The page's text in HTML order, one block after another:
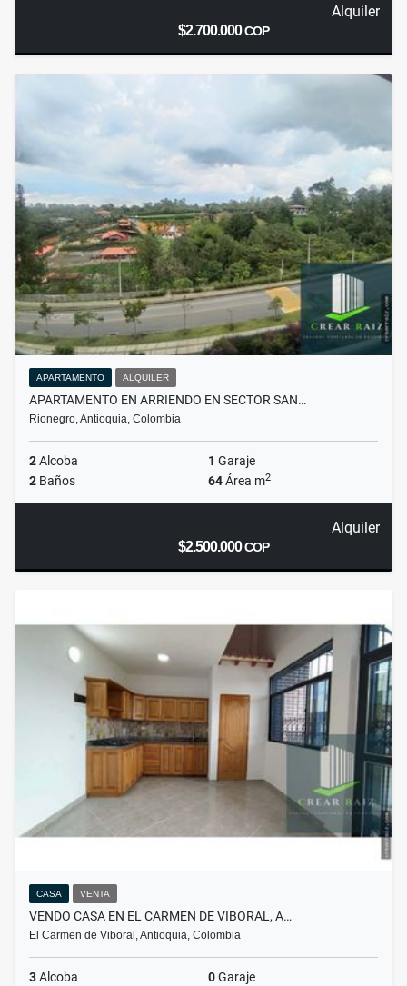
Alquiler
$2.700.000COP
APARTAMENTO ALQUILER
APARTAMENTO EN ARRIENDO EN SECTOR SAN…
Rionegro, Antioquia, Colombia
2Alcoba 1 Garaje
2 Baños 64Área m2
Alquiler
$2.500.000COP
CASA VENTA
VENDO CASA EN EL CARMEN DE VIBORAL, A…
El Carmen de Viboral, Antioquia, Colombia
3Alcoba 0Garaje